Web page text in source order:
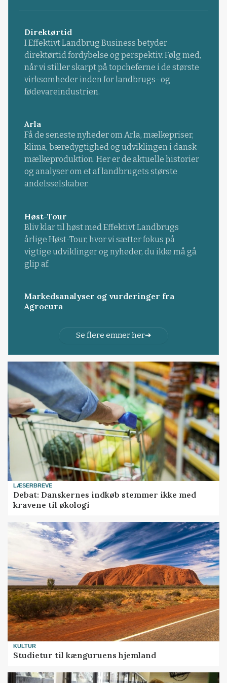
Direktørtid
I Effektivt Landbrug Business betyder
direktørtid fordybelse og perspektiv. Følg med,
når vi stiller skarpt på topcheferne i de største
virksomheder inden for landbrugs- og
fødevareindustrien.
Arla
Få de seneste nyheder om Arla, mælkepriser,
klima, bæredygtighed og udviklingen i dansk
mælkeproduktion. Her er de aktuelle historier
og analyser om et af landbrugets største
andelsselskaber.
Høst-Tour
Bliv klar til høst med Effektivt Landbrugs
årlige Høst-Tour, hvor vi sætter fokus på
vigtige udviklinger og nyheder, du ikke må gå
glip af.
Markedsanalyser og vurderinger fra
Agrocura
Se flere emner her
LÆSERBREVE
Debat: Danskernes indkøb stemmer ikke med
kravene til økologi
KULTUR
Studietur til kænguruens hjemland